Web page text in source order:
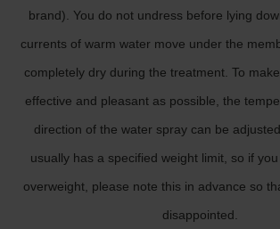
brand). You do not undress before lying
currents of warm water move under the
completely dry during the treatment. To
effective and pleasant as possible, the
direction of the water spray can be
usually has a specified weight limit, so if
overweight, please note this in advance so
disappointed.